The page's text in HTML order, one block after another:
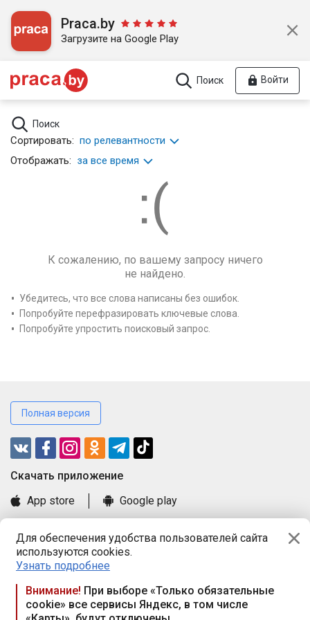
Для обеспечения удобства пользователей сайта
используются cookies.
Узнать подробнее
Внимание! При выборе «Только обязательные
cookie» все сервисы Яндекс, в том числе
Praca.by
Загрузите на Google Play
Поиск Войти
Поиск
Сортировать: по релевантности
Отображать: за все время
К сожалению, по вашему запросу ничего
не найдено.
Убедитесь, что все слова написаны без ошибок.
Попробуйте перефразировать ключевые слова.
Попробуйте упростить поисковый запрос.
Полная версия
Cкачать приложение
App store
Google play
Книга замечаний и предложений
Правила и документы
Praca.by © 2000—2026, ООО «ПРАЦА БАЙ»
Республика Беларусь, 220114, г. Минск, пр-т Независимости
117а, пом. № 9.